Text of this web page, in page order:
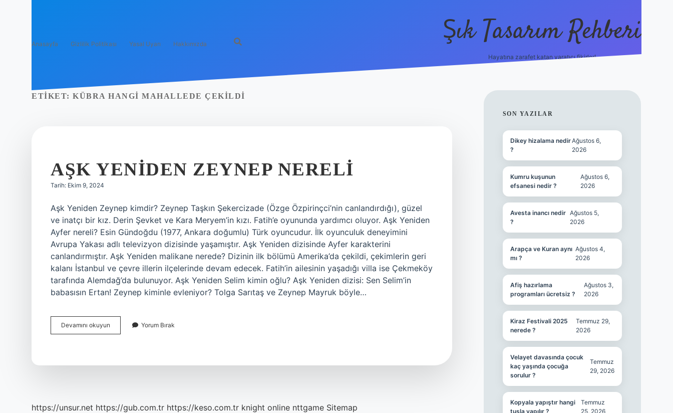
Anasayfa Gizlilik Politikası Yasal Uyarı Hakkımızda Şık Tasarım Rehberi
Hayatına zarafet katan yaratıcı fikirler!
ETIKET: KÜBRA HANGI MAHALLEDE ÇEKILDI
AŞK YENIDEN ZEYNEP NERELI
Tarih: Ekim 9, 2024
Aşk Yeniden Zeynep kimdir? Zeynep Taşkın Şekercizade (Özge Özpirinçci’nin canlandırdığı), güzel
ve inatçı bir kız. Derin Şevket ve Kara Meryem’in kızı. Fatih’e oyununda yardımcı oluyor. Aşk Yeniden
Ayfer nereli? Esin Gündoğdu (1977, Ankara doğumlu) Türk oyuncudur. İlk oyunculuk deneyimini
Avrupa Yakası adlı televizyon dizisinde yaşamıştır. Aşk Yeniden dizisinde Ayfer karakterini
canlandırmıştır. Aşk Yeniden malikane nerede? Dizinin ilk bölümü Amerika’da çekildi, çekimlerin geri
kalanı İstanbul ve çevre illerin ilçelerinde devam edecek. Fatih’in ailesinin yaşadığı villa ise Çekmeköy
tarafında Alemdağ’da bulunuyor. Aşk Yeniden Selim kimin oğlu? Aşk Yeniden dizisi: Sen Selim’in
babasısın Ertan! Zeynep kiminle evleniyor? Tolga Sarıtaş ve Zeynep Mayruk böyle…
Devamını okuyun
Yeniden
Yorum Bırak
https://unsur.net https://gub.com.tr https://keso.com.tr knight online nttgame Sitemap
SIDEBAR
SON YAZILAR
Dikey hizalama nedir
?
Ağustos 6,
2026
Kumru kuşunun
efsanesi nedir ?
Ağustos 6,
2026
Avesta inancı nedir
?
Ağustos 5,
2026
Arapça ve Kuran aynı
mı ?
Ağustos 4,
2026
Afiş hazırlama
programları ücretsiz ?
Ağustos 3,
2026
Kiraz Festivali 2025
nerede ?
Temmuz 29,
2026
Velayet davasında çocuk
kaç yaşında çocuğa
sorulur ?
Temmuz
29, 2026
Kopyala yapıştır hangi
tuşla yapılır ?
Temmuz
25, 2026
vdcasino giriş